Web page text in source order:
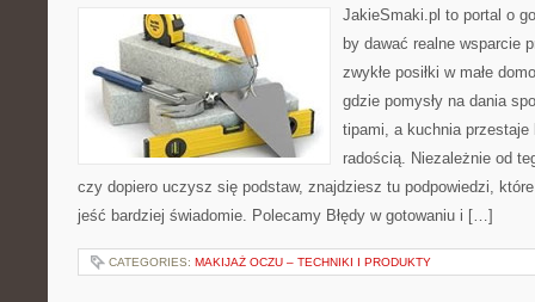
JakieSmaki.pl to portal o
by dawać realne wsparcie
zwykłe posiłki w małe
gdzie pomysły na dania
tipami, a kuchnia
radością. Niezależnie od
czy dopiero uczysz się podstaw, znajdziesz tu podpowiedzi,
jeść bardziej świadomie. Polecamy Błędy w gotowaniu i […]
CATEGORIES: MAKIJAŻ OCZU – TECHNIKI I PRODUKTY